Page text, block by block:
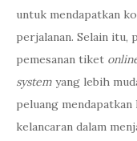
untuk mendapatkan
perjalanan. Selain itu,
pemesanan tiket
system yang lebih
peluang mendapatkan
kelancaran dalam